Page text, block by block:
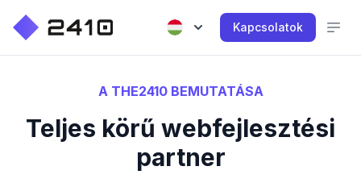
Kapcsolatok
A THE2410 BEMUTATÁSA
Teljes körű webfejlesztési
partner